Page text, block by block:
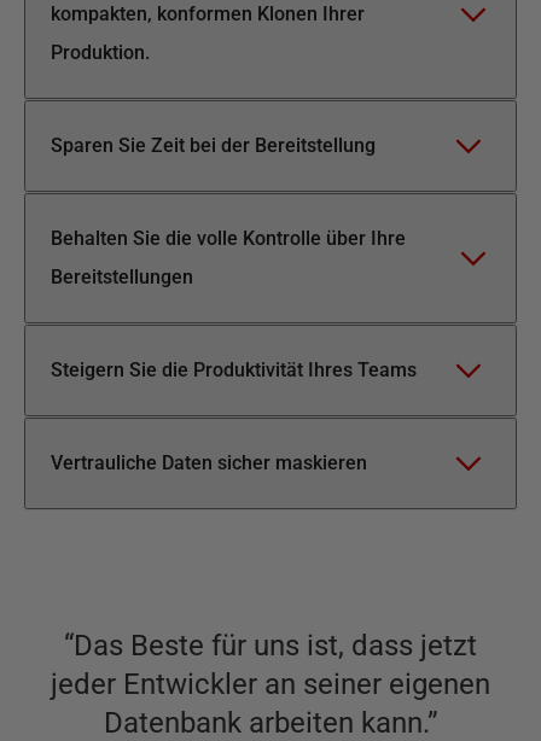
kompakten, konformen Klonen Ihrer
Produktion.
Sparen Sie Zeit bei der Bereitstellung
Behalten Sie die volle Kontrolle über Ihre
Bereitstellungen
Steigern Sie die Produktivität Ihres Teams
Vertrauliche Daten sicher maskieren
“Das Beste für uns ist, dass jetzt
jeder Entwickler an seiner eigenen
Datenbank arbeiten kann.”